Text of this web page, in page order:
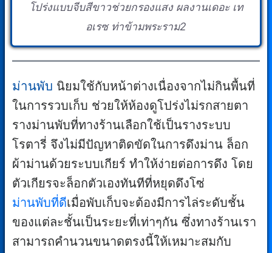
โปร่งแบบจีบสีขาวช่วยกรองแสง ผลงานเดอะ เท
อเรซ ท่าข้ามพระราม2
ม่านพับ นิยมใช้กับหน้าต่างเนื่องจากไม่กินพื้นที่
ในการรวบเก็บ ช่วยให้ห้องดูโปร่งไม่รกสายตา
รางม่านพับที่ทางร้านเลือกใช้เป็นรางระบบ
โรตารี่ จึงไม่มีปัญหาติดขัดในการดึงม่าน ล็อก
ผ้าม่านด้วยระบบเกียร์ ทำให้ง่ายต่อการดึง โดย
ตัวเกียรจะล็อกตัวเองทันทีที่หยุดดึงโซ่
ม่านพับที่ดีเมื่อพับเก็บจะต้องมีการไล่ระดับชั้น
ของแต่ละชั้นเป็นระยะที่เท่าๆกัน ซึ่งทางร้านเรา
สามารถคำนวนขนาดตรงนี้ให้เหมาะสมกับ